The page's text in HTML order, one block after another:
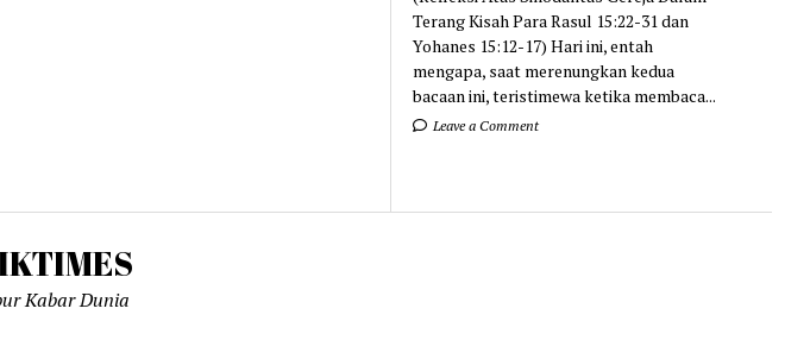
Terang Kisah Para Rasul 15:22-31 dan
Yohanes 15:12-17) Hari ini, entah
mengapa, saat merenungkan kedua
bacaan ini, teristimewa ketika membaca...
Leave a Comment
Kabar Dunia